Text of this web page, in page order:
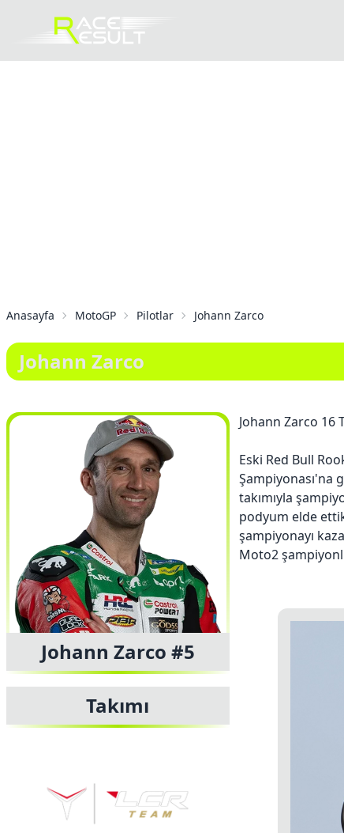
Anasayfa MotoGP Pilotlar Johann Zarco
Johann Zarco
Johann Zarco #5
Takımı
Johann Zarco 16
Eski Red Bull
Şampiyonası'na
takımıyla
podyum elde
şampiyonayı
Moto2